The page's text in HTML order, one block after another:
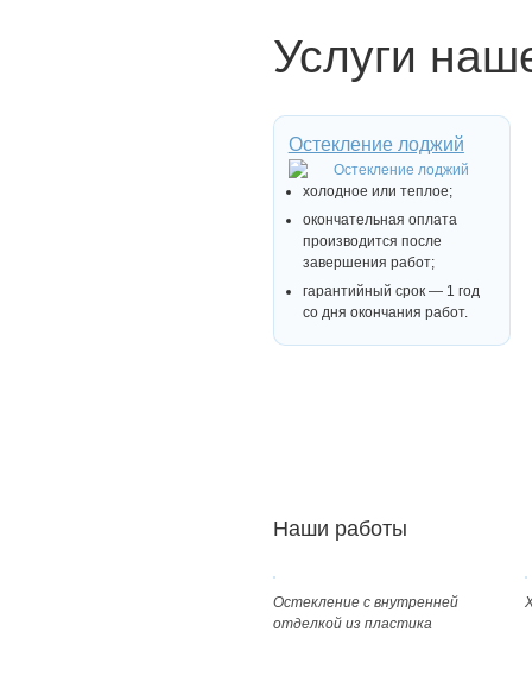
Услуги
Остекление лоджий
холодное или теплое;
окончательная оплата
производится после
завершения работ;
гарантийный срок — 1 год
со дня окончания работ.
Наши работы
Остекление с внутренней
отделкой из пластика